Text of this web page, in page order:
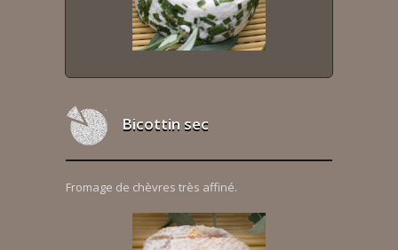
Bicottin sec
Fromage de chèvres très affiné.